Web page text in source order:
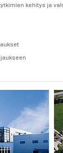
kehitys ja